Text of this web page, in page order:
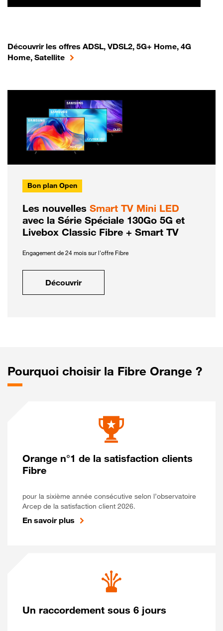
Découvrir les offres ADSL, VDSL2, 5G+ Home, 4G
Home, Satellite
Bon plan Open
Les nouvelles Smart TV Mini LED
avec la Série Spéciale 130Go 5G et
Livebox Classic Fibre + Smart TV
Engagement de 24 mois sur l'offre Fibre
Découvrir
Pourquoi choisir la Fibre Orange ?
Orange n°1 de la satisfaction clients
Fibre
pour la sixième année consécutive selon l’observatoire
Arcep de la satisfaction client 2026.
En savoir plus
Un raccordement sous 6 jours